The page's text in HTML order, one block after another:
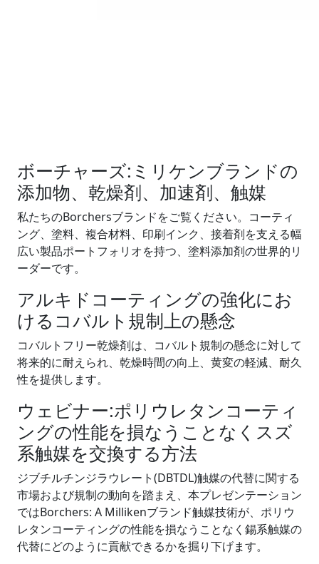
ボーチャーズ:ミリケンブランドの
添加物、乾燥剤、加速剤、触媒
私たちのBorchersブランドをご覧ください。コーティ
ング、塗料、複合材料、印刷インク、接着剤を支える幅
広い製品ポートフォリオを持つ、塗料添加剤の世界的リ
ーダーです。
アルキドコーティングの強化にお
けるコバルト規制上の懸念
コバルトフリー乾燥剤は、コバルト規制の懸念に対して
将来的に耐えられ、乾燥時間の向上、黄変の軽減、耐久
性を提供します。
ウェビナー:ポリウレタンコーティ
ングの性能を損なうことなくスズ
系触媒を交換する方法
ジブチルチンジラウレート(DBTDL)触媒の代替に関する
市場および規制の動向を踏まえ、本プレゼンテーション
ではBorchers: A Millikenブランド触媒技術が、ポリウ
レタンコーティングの性能を損なうことなく錫系触媒の
代替にどのように貢献できるかを掘り下げます。